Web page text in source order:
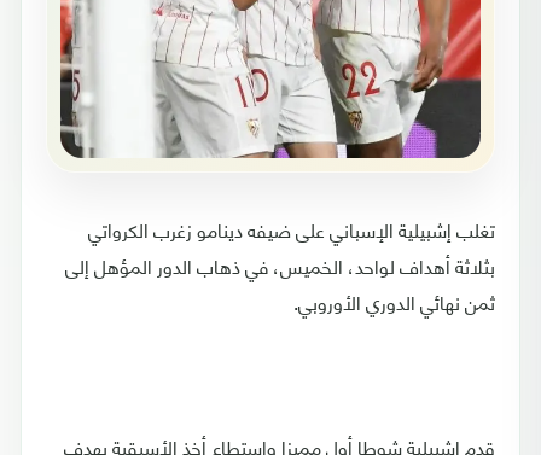
تغلب إشبيلية الإسباني على ضيفه دينامو زغرب الكرواتي
بثلاثة أهداف لواحد، الخميس، في ذهاب الدور المؤهل إلى
ثمن نهائي الدوري الأوروبي.
قدم إشبيلية شوطا أول مميزا واستطاع أخذ الأسبقية بهدف